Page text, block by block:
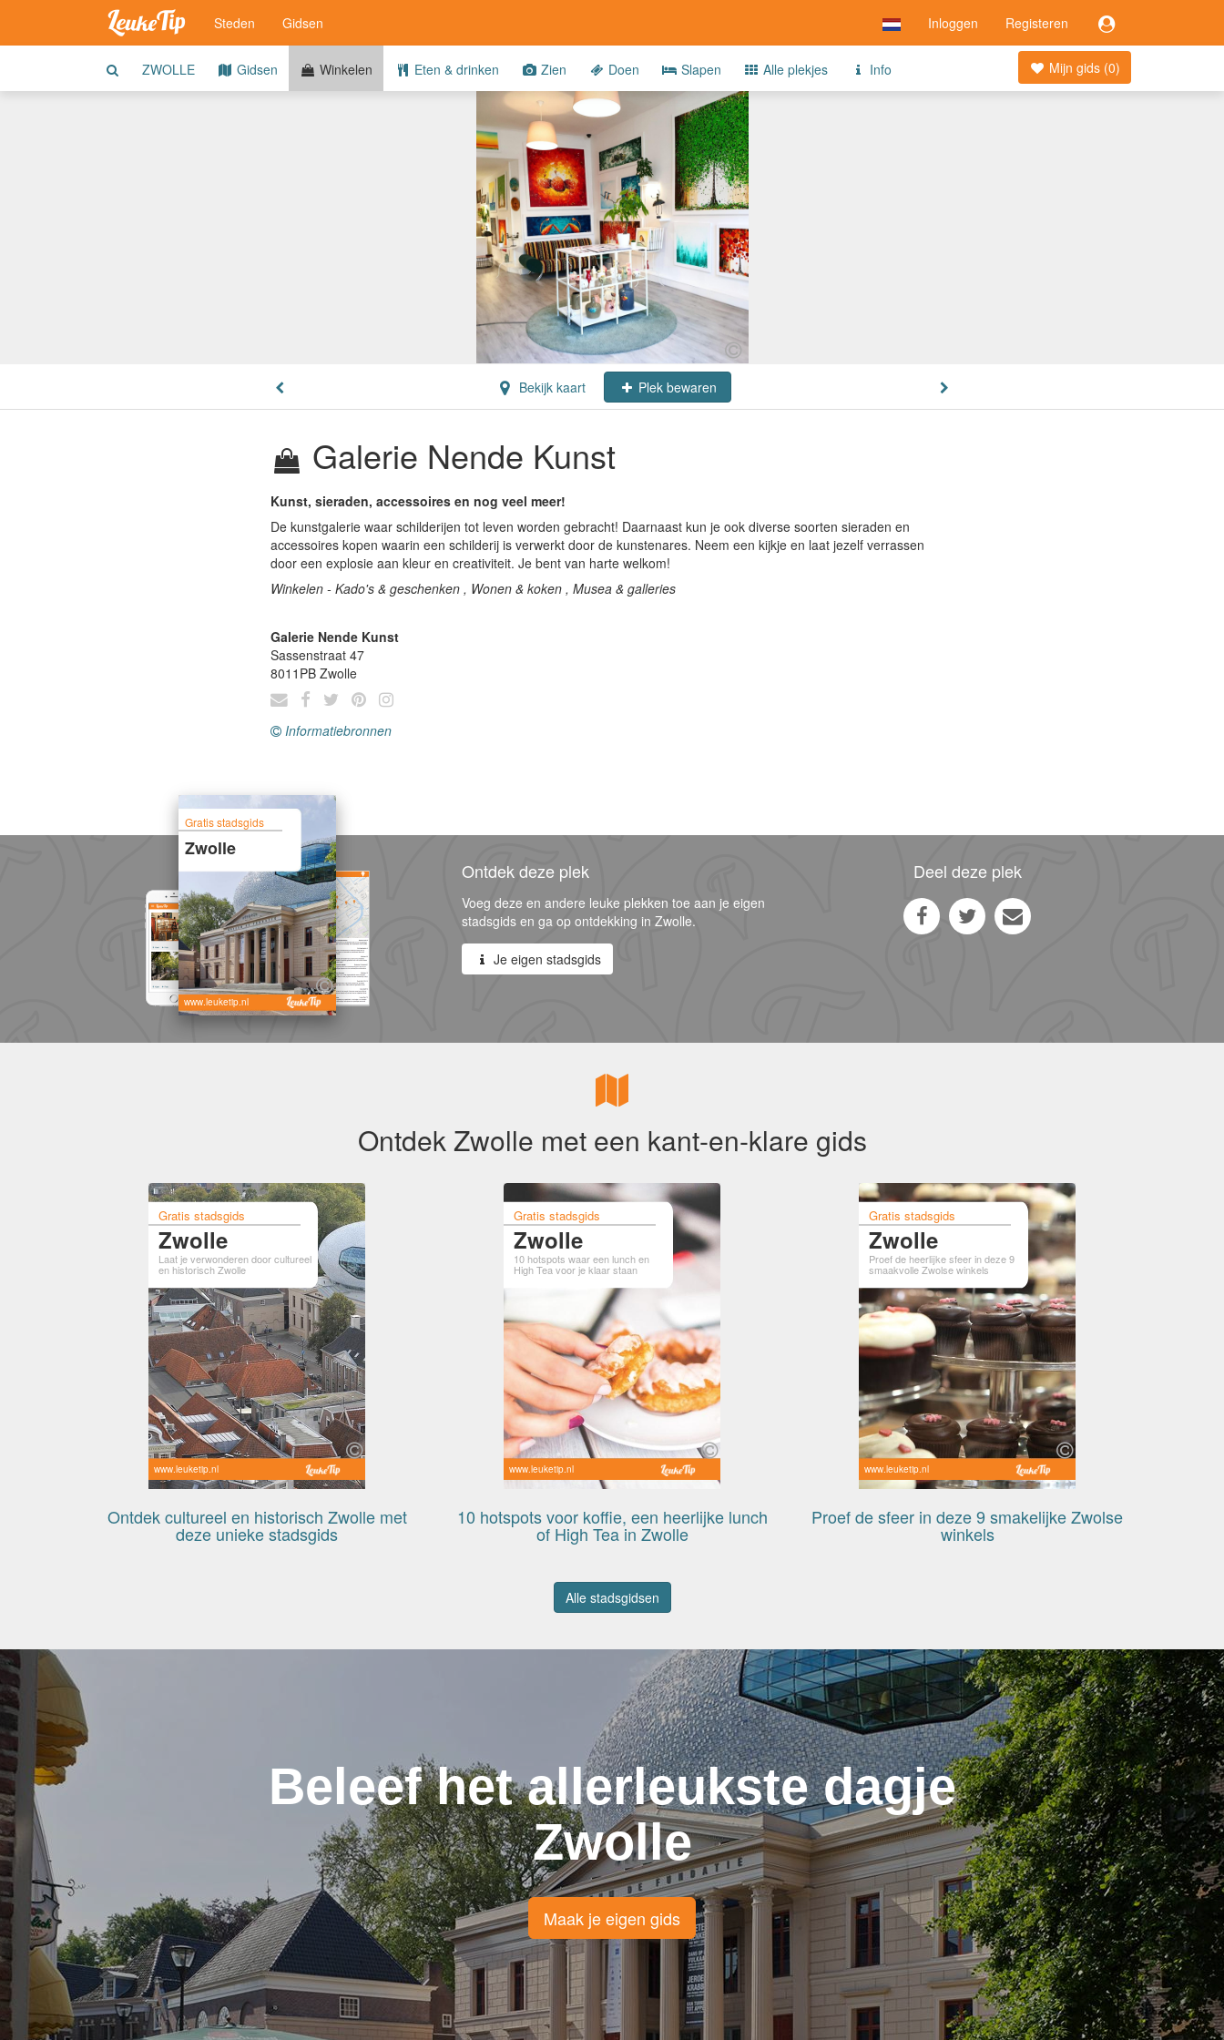
Inloggen Registeren
Steden Gidsen
Mijn gids (0)
ZWOLLE Gidsen Winkelen Eten & drinken Zien Doen Slapen Alle plekjes Info
Bekijk kaart Plek bewaren
Galerie Nende Kunst
Kunst, sieraden, accessoires en nog veel meer!
De kunstgalerie waar schilderijen tot leven worden gebracht! Daarnaast kun je ook diverse soorten sieraden en
accessoires kopen waarin een schilderij is verwerkt door de kunstenares. Neem een kijkje en laat jezelf verrassen
door een explosie aan kleur en creativiteit. Je bent van harte welkom!
Winkelen - Kado's & geschenken , Wonen & koken , Musea & galleries
Galerie Nende Kunst
Sassenstraat 47
8011PB Zwolle
Informatiebronnen
Gratis stadsgids
Zwolle
www.leuketip.nl
Ontdek deze plek
Voeg deze en andere leuke plekken toe aan je eigen
stadsgids en ga op ontdekking in Zwolle.
Je eigen stadsgids
Deel deze plek
Ontdek Zwolle met een kant-en-klare gids
Gratis stadsgids
Zwolle
Laat je verwonderen door cultureel
en historisch Zwolle
www.leuketip.nl
Ontdek cultureel en historisch Zwolle met
deze unieke stadsgids
Gratis stadsgids
Zwolle
10 hotspots waar een lunch en
High Tea voor je klaar staan
www.leuketip.nl
10 hotspots voor koffie, een heerlijke lunch
of High Tea in Zwolle
Gratis stadsgids
Zwolle
Proef de heerlijke sfeer in deze 9
smaakvolle Zwolse winkels
www.leuketip.nl
Proef de sfeer in deze 9 smakelijke Zwolse
winkels
Alle stadsgidsen
Beleef het allerleukste dagje
Zwolle
Maak je eigen gids